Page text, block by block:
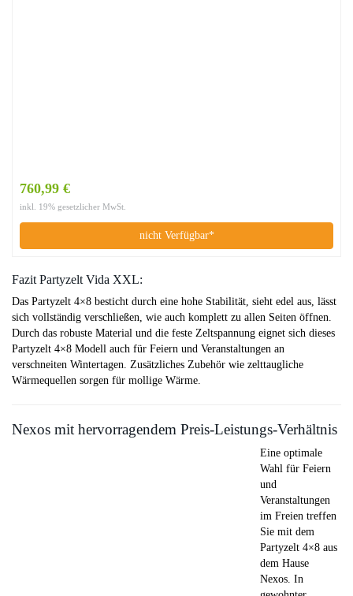
760,99 €
inkl. 19% gesetzlicher MwSt.
nicht Verfügbar*
Fazit Partyzelt Vida XXL:
Das Partyzelt 4×8 besticht durch eine hohe Stabilität, sieht edel aus, lässt
sich vollständig verschließen, wie auch komplett zu allen Seiten öffnen.
Durch das robuste Material und die feste Zeltspannung eignet sich dieses
Partyzelt 4×8 Modell auch für Feiern und Veranstaltungen an
verschneiten Wintertagen. Zusätzliches Zubehör wie zelttaugliche
Wärmequellen sorgen für mollige Wärme.
Nexos mit hervorragendem Preis-Leistungs-Verhältnis
Eine optimale
Wahl für Feiern
und
Veranstaltungen
im Freien treffen
Sie mit dem
Partyzelt 4×8 aus
dem Hause
Nexos. In